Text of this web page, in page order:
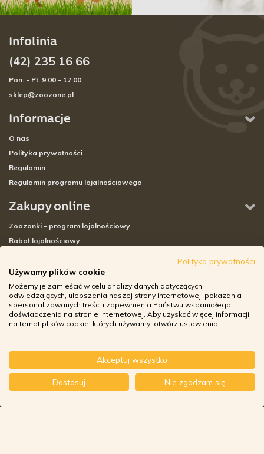
Informacje
O nas
Polityka prywatności
Regulamin
Regulamin programu lojalnościowego
Zakupy online
Zoozonki - program lojalnościowy
Rabat lojalnościowy
Zwroty i reklamacje
Turbokurier
Sklepy stacjonarne
Adresy sklepów stacjonarnych
Zwroty i reklamacje
Infolinia
(42) 235 16 66
Pon. - Pt. 9:00 - 17:00
sklep@zoozone.pl
Polityka prywatności
Używamy plików cookie
Możemy je zamieścić w celu analizy danych dotyczących
odwiedzających, ulepszenia naszej strony internetowej, pokazania
spersonalizowanych treści i zapewnienia Państwu wspaniałego
doświadczenia na stronie internetowej. Aby uzyskać więcej informacji
na temat plików cookie, których używamy, otwórz ustawienia.
Akceptuj wszystko
Dostosuj Nie zgadzam się